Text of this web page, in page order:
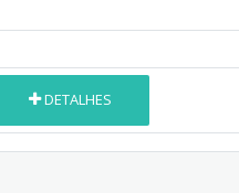
DETALHES